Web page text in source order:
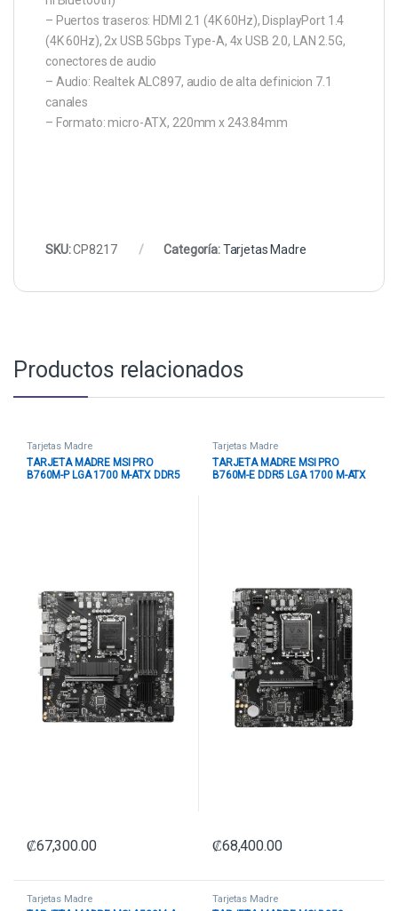
– Puertos traseros: HDMI 2.1 (4K 60Hz), DisplayPort 1.4
(4K 60Hz), 2x USB 5Gbps Type-A, 4x USB 2.0, LAN 2.5G,
conectores de audio
– Audio: Realtek ALC897, audio de alta definicion 7.1
canales
– Formato: micro-ATX, 220mm x 243.84mm
SKU:CP8217 Categoría:Tarjetas Madre
Productos relacionados
Tarjetas Madre
TARJETA MADRE MSI PRO
B760M-P LGA 1700 M-ATX DDR5
₡67,300.00
Tarjetas Madre
TARJETA MADRE MSI PRO
B760M-E DDR5 LGA 1700 M-ATX
₡68,400.00
Tarjetas Madre Tarjetas Madre